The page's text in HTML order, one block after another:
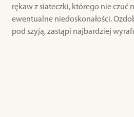
rękaw z siateczki, którego nie czuć
ewentualne niedoskonałości.
pod szyją, zastąpi najbardziej